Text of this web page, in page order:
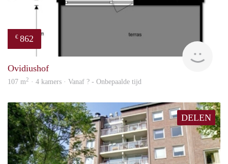
€ 862
Ovidiushof
107 m2 · 4 kamers · Vanaf ? - Onbepaalde tijd
DELEN